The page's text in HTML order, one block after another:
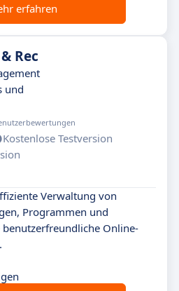
erfahren
Rec
und
Kostenlose Testversion
Verwaltung von
Programmen und
Online-